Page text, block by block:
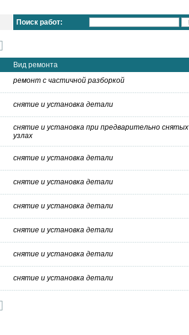
Поиск работ:
Вид ремонта
ремонт с частичной разборкой
снятие и установка детали
снятие и установка при предварительно снятых
узлах
снятие и установка детали
снятие и установка детали
снятие и установка детали
снятие и установка детали
снятие и установка детали
снятие и установка детали